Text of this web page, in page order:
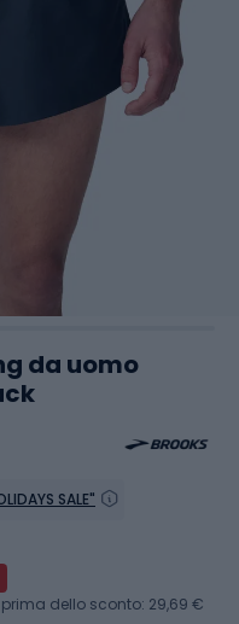
da uomo
SALE"
dello sconto: 29,69 €